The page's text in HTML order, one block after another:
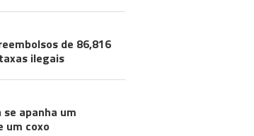
de 86,816
ilegais
apanha um
um coxo